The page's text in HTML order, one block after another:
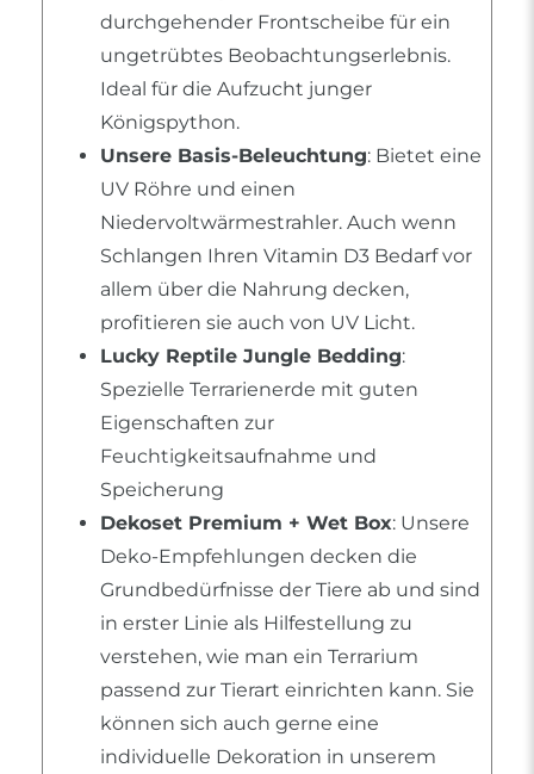
durchgehender Frontscheibe für ein
ungetrübtes Beobachtungserlebnis.
Ideal für die Aufzucht junger
Königspython.
Unsere Basis-Beleuchtung: Bietet eine
UV Röhre und einen
Niedervoltwärmestrahler. Auch wenn
Schlangen Ihren Vitamin D3 Bedarf vor
allem über die Nahrung decken,
profitieren sie auch von UV Licht.
Lucky Reptile Jungle Bedding:
Spezielle Terrarienerde mit guten
Eigenschaften zur
Feuchtigkeitsaufnahme und
Speicherung
Dekoset Premium + Wet Box: Unsere
Deko-Empfehlungen decken die
Grundbedürfnisse der Tiere ab und sind
in erster Linie als Hilfestellung zu
verstehen, wie man ein Terrarium
passend zur Tierart einrichten kann. Sie
können sich auch gerne eine
individuelle Dekoration in unserem